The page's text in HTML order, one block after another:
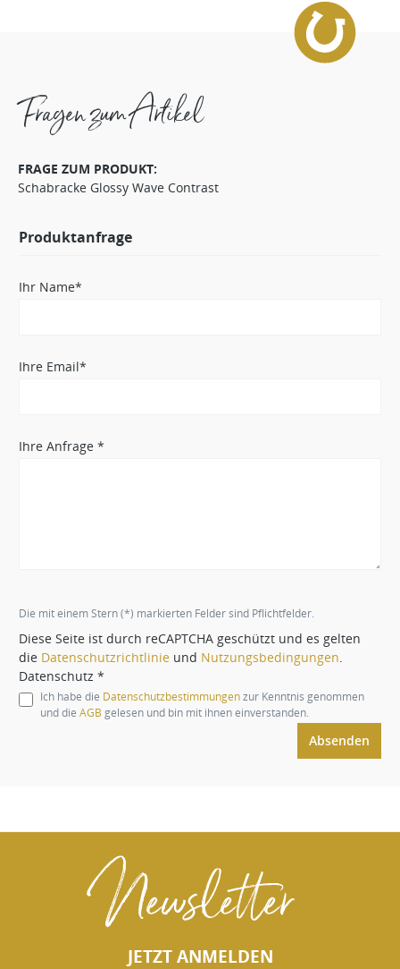
Fragen zum Artikel
FRAGE ZUM PRODUKT:
Schabracke Glossy Wave Contrast
Produktanfrage
Ihr Name*
Ihre Email*
Ihre Anfrage *
Die mit einem Stern (*) markierten Felder sind Pflichtfelder.
Diese Seite ist durch reCAPTCHA geschützt und es gelten
die Datenschutzrichtlinie und Nutzungsbedingungen.
Datenschutz *
Ich habe die Datenschutzbestimmungenzur Kenntnis genommen
und die AGB gelesen und bin mit ihnen einverstanden.
Absenden
Newsletter
JETZT ANMELDEN